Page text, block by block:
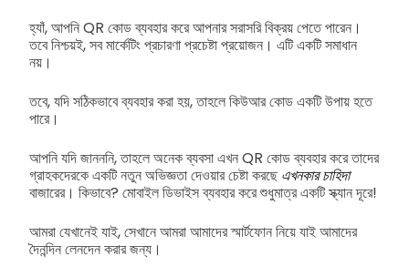
হ্যাঁ, আপনি QR কোড ব্যবহার করে আপনার সরাসরি বিক্রয় পেতে পারেন।
তবে নিশ্চয়ই, সব মার্কেটিং প্রচারণা প্রচেষ্টা প্রয়োজন। এটি একটি সমাধান
নয়।
তবে, যদি সঠিকভাবে ব্যবহার করা হয়, তাহলে কিউআর কোড একটি উপায় হতে
পারে।
আপনি যদি জানননি, তাহলে অনেক ব্যবসা এখন QR কোড ব্যবহার করে তাদের
গ্রাহকদেরকে একটি নতুন অভিজ্ঞতা দেওয়ার চেষ্টা করছে এখনকার চাহিদা
বাজারের। কিভাবে? মোবাইল ডিভাইস ব্যবহার করে শুধুমাত্র একটি স্ক্যান দূরে!
আমরা যেখানেই যাই, সেখানে আমরা আমাদের স্মার্টফোন নিয়ে যাই আমাদের
দৈনন্দিন লেনদেন করার জন্য।